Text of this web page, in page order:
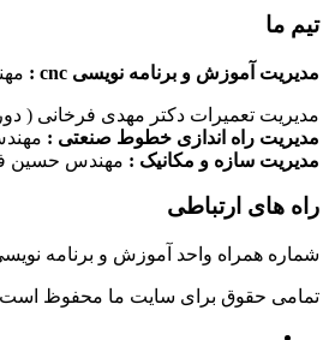
تیم ما
مدیریت آموزش و برنامه نویسی cnc : مهندس
مدیریت تعمیرات دکتر مهدی فرخانی (
مدیریت راه اندازی خطوط صنعتی :
مدیریت سازه و مکانیک : مهندس حسین
راه های ارتباطی
شماره همراه واحد آموزش و برنامه نویسی ماشین های سی ان سی : ۰۹۱۲۴۰۹۶۱۷۹ شماره همراه واحد راه اندازی
تمامی حقوق برای سایت ما محفوظ